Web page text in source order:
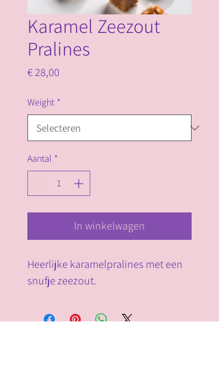
Karamel Zeezout
Pralines
€ 28,00
Weight *
Aantal *
In winkelwagen
Heerlijke karamelpralines met een
snufje zeezout.